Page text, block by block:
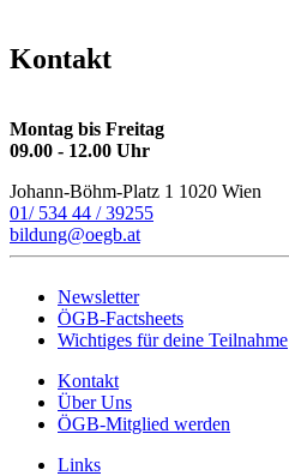
Kontakt
Montag bis Freitag
09.00 - 12.00 Uhr
Johann-Böhm-Platz 1 1020 Wien
01/ 534 44 / 39255
bildung@oegb.at
Newsletter
ÖGB-Factsheets
Wichtiges für deine Teilnahme
Kontakt
Über Uns
ÖGB-Mitglied werden
Links